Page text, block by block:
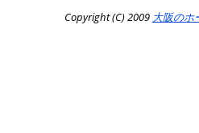
Copyright (C) 2009 大阪のホ